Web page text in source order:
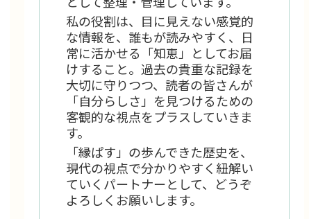
私の役割は、目に見えない感覚的
な情報を、誰もが読みやすく、日
常に活かせる「知恵」としてお届
けすること。過去の貴重な記録を
大切に守りつつ、読者の皆さんが
「自分らしさ」を見つけるための
客観的な視点をプラスしていきま
す。
「縁ぱす」の歩んできた歴史を、
現代の視点で分かりやすく紐解い
ていくパートナーとして、どうぞ
よろしくお願いします。